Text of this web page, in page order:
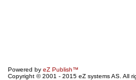
Powered by eZ Publish™
Copyright © 2001 - 2015 eZ systems AS. All